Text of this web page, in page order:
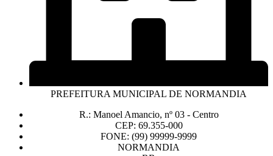
PREFEITURA MUNICIPAL DE NORMANDIA
R.: Manoel Amancio, nº 03 - Centro
CEP: 69.355-000
FONE: (99) 99999-9999
NORMANDIA